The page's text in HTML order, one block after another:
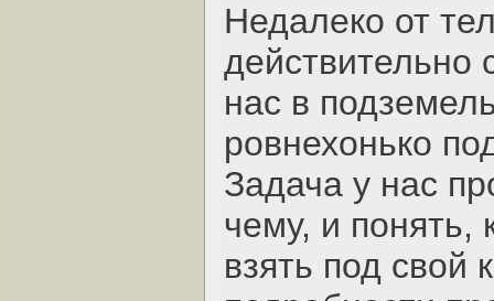
Недалеко от
действительно
нас в
ровнехонько
Задача у нас
чему, и понять,
взять под свой